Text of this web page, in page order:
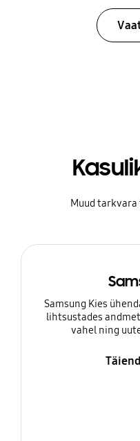
Muud
Samsung Kies
lihtsustades
vahel ning